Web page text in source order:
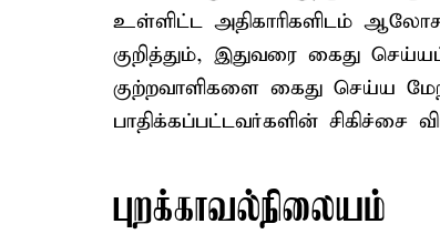
உள்ளிட்ட அதிகாரிகளிடம்
குறித்தும், இதுவரை கைது
குற்றவாளிகளை கைது செய்ய
பாதிக்கப்பட்டவர்களின்
புறக்காவல்நிலையம்